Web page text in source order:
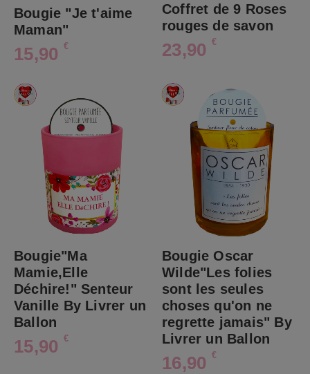
Bougie "Je t'aime
Maman"
15,90 €
Coffret de 9 Roses
rouges de savon
23,90 €
Bougie"Ma
Mamie,Elle
Déchire!" Senteur
Vanille By Livrer un
Ballon
15,90 €
Bougie Oscar
Wilde"Les folies
sont les seules
choses qu'on ne
regrette jamais" By
Livrer un Ballon
16,90 €